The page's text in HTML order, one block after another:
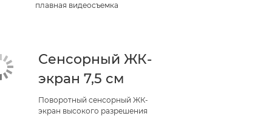
плавная видеосъемка
Сенсорный ЖК-
экран 7,5 см
Поворотный сенсорный ЖК-
экран высокого разрешения